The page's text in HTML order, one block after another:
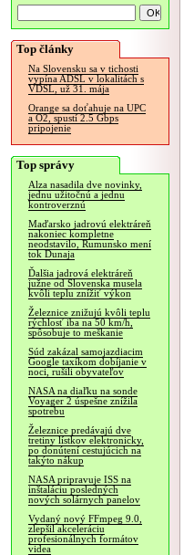
Top články
Na Slovensku sa v tichosti
vypína ADSL v lokalitách s
VDSL, už 31. mája
Orange sa doťahuje na UPC
a O2, spustí 2.5 Gbps
pripojenie
Top správy
Alza nasadila dve novinky,
jednu užitočnú a jednu
kontroverznú
Maďarsko jadrovú elektráreň
nakoniec kompletne
neodstavilo, Rumunsko mení
tok Dunaja
Ďalšia jadrová elektráreň
južne od Slovenska musela
kvôli teplu znížiť výkon
Železnice znižujú kvôli teplu
rýchlosť iba na 50 km/h,
spôsobuje to meškanie
Súd zakázal samojazdiacim
Google taxíkom dobíjanie v
noci, rušili obyvateľov
NASA na diaľku na sonde
Voyager 2 úspešne znížila
spotrebu
Železnice predávajú dve
tretiny lístkov elektronicky,
po donútení cestujúcich na
takýto nákup
NASA pripravuje ISS na
inštaláciu posledných
nových solárnych panelov
Vydaný nový FFmpeg 9.0,
zlepšil akceleráciu
profesionálnych formátov
videa